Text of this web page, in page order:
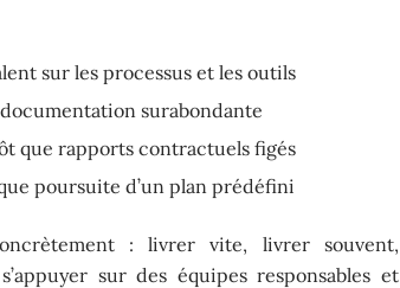
sur les processus et les outils
surabondante
que rapports contractuels figés
poursuite d’un plan prédéfini
: livrer vite, livrer souvent,
sur des équipes responsables et